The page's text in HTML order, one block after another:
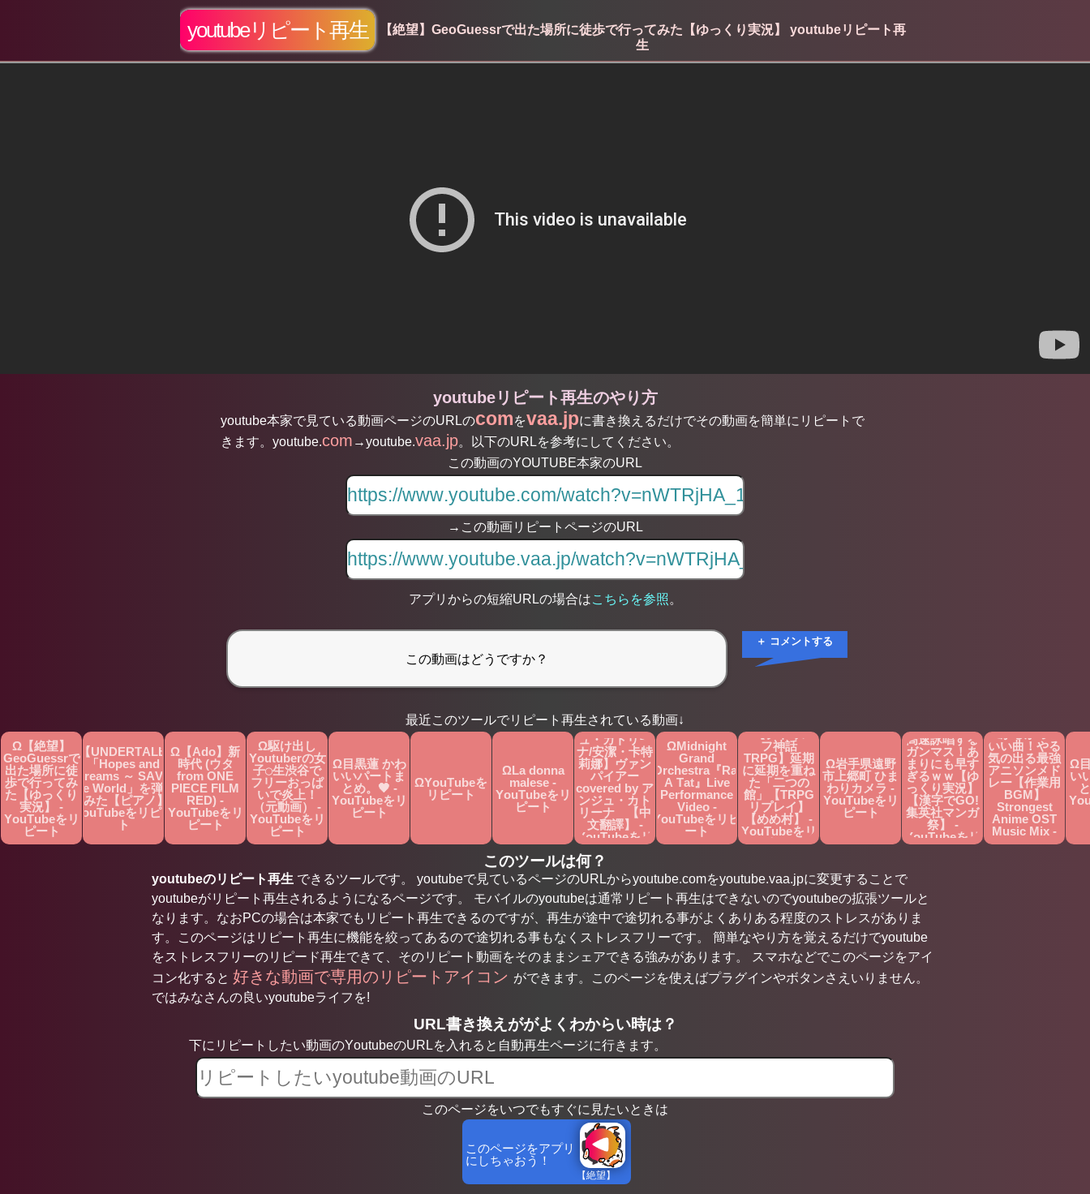
youtubeリピート再生
【絶望】GeoGuessrで出た場所に徒歩で行ってみた【ゆっくり実況】 youtubeリピート再
生
youtubeリピート再生のやり方
youtube本家で見ている動画ページのURLのcomをvaa.jpに書き換えるだけでその動画を簡単にリピートで
きます。youtube.com →youtube.vaa.jp。以下のURLを参考にしてください。
この動画のYOUTUBE本家のURL
→この動画リピートページのURL
アプリからの短縮URLの場合はこちらを参照 。
＋ コメントする
最近このツールでリピート再生されている動画↓
Ω【絶望】
GeoGuessrで
出た場所に徒
歩で行ってみ
た【ゆっくり
実況】 -
YouTubeをリ
ピート
Ω【UNDERTALE】
「Hopes and
Dreams ～ SAVE
the World」を弾い
てみた【ピアノ】 -
YouTubeをリピー
ト
Ω【Ado】新
時代 (ウタ
from ONE
PIECE FILM
RED) -
YouTubeをリ
ピート
Ω駆け出し
Youtuberの女
子◯生渋谷で
フリーおっぱ
いで炎上！
（元動画） -
YouTubeをリ
ピート
Ω目黒蓮 かわ
いいパートま
とめ。🖤 -
YouTubeをリ
ピート
ΩYouTubeを
リピート
ΩLa donna
malese -
YouTubeをリ
ピート
Ω【アンジ
ュ・カトリー
ナ/安潔・卡特
莉娜】ヴァン
パイアー
covered by ア
ンジュ・カト
リーナ 【中
文翻譯】 -
YouTubeをリ
ピート
ΩMidnight
Grand
Orchestra『Rat
A Tat』Live
Performance
Video -
YouTubeをリピ
ート
Ω【クトゥル
フ神話
TRPG】延期
に延期を重ね
た「二つの
館」【TRPG
リプレイ】
【めめ村】 -
YouTubeをリ
ピート
Ω岩手県遠野
市上郷町 ひま
わりカメラ -
YouTubeをリ
ピート
高速詠唱する
ガンマス！あ
まりにも早す
ぎるｗｗ【ゆ
っくり実況】
【漢字でGO!
集英社マンガ
祭】 -
YouTubeをリ
ピート
上がるかっこ
いい曲！やる
気の出る最強
アニソンメド
レー【作業用
BGM】
Strongest
Anime OST
Music Mix -
YouTubeをリ
Ω
い
このツールは何？
youtubeのリピート再生 できるツールです。 youtubeで見ているページのURLからyoutube.comをyoutube.vaa.jpに変更することで
youtubeがリピート再生されるようになるページです。 モバイルのyoutubeは通常リピート再生はできないのでyoutubeの拡張ツールと
なります。なおPCの場合は本家でもリピート再生できるのですが、再生が途中で途切れる事がよくありある程度のストレスがありま
す。このページはリピート再生に機能を絞ってあるので途切れる事もなくストレスフリーです。 簡単なやり方を覚えるだけでyoutube
をストレスフリーのリピード再生できて、そのリピート動画をそのままシェアできる強みがあります。 スマホなどでこのページをアイ
コン化すると 好きな動画で専用のリピートアイコン ができます。このページを使えばプラグインやボタンさえいりません。
ではみなさんの良いyoutubeライフを!
URL書き換えががよくわからい時は？
下にリピートしたい動画のYoutubeのURLを入れると自動再生ページに行きます。
このページをいつでもすぐに見たいときは
このページをアプリ
にしちゃおう！
【絶望】